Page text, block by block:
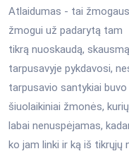
Atlaidumas - tai
žmogui už padarytą tam
tikrą nuoskaudą,
tarpusavyje pykdavosi,
tarpusavio santykiai
šiuolaikiniai žmonės,
labai nenuspėjamas,
ko jam linki ir ką iš tikrųjų